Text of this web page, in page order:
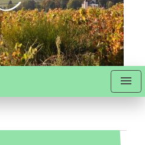
menu